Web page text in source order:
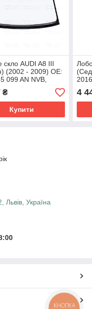
скло AUDI A8 III
(2002 - 2009) OE:
099 AN NVB,
₴
Купити
4
Львів, Україна
КНОПКА